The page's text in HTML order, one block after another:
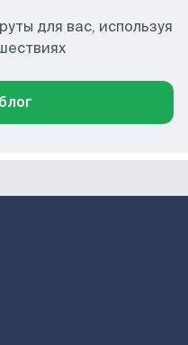
для вас, используя